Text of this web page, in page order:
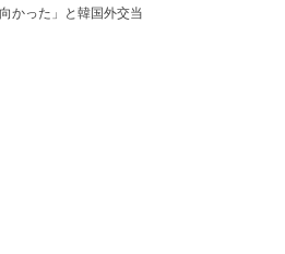
かった」と韓国外交当